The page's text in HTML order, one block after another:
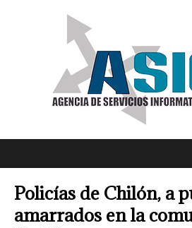
Policías de Chilón, a
amarrados en la